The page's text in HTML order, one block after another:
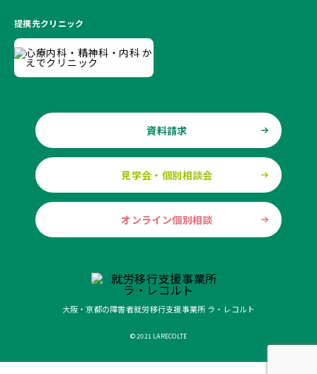
提携先クリニック
資料請求
見学会・個別相談会
オンライン個別相談
大阪・京都の障害者就労移行支援事業所 ラ・レコルト
© 2021 LARECOLTE